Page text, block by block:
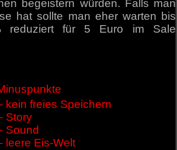
begeistern würden. Falls man
hat sollte man eher warten bis
reduziert für 5 Euro im Sale
kein freies Speichern
Story
Sound
leere Eis-Welt